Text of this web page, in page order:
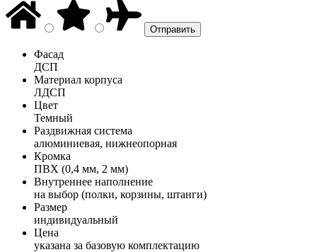
Фасад
ДСП
Материал корпуса
ЛДСП
Цвет
Темный
Раздвижная система
алюминиевая, нижнеопорная
Кромка
ПВХ (0,4 мм, 2 мм)
Внутреннее наполнение
на выбор (полки, корзины, штанги)
Размер
индивидуальный
Цена
указана за базовую комплектацию